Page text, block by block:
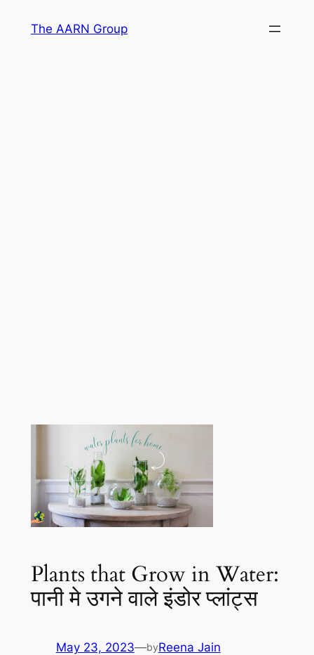
The AARN Group
Plants that Grow in Water:
पानी मे उगने वाले इंडोर प्लांट्स
May 23, 2023—byReena Jain